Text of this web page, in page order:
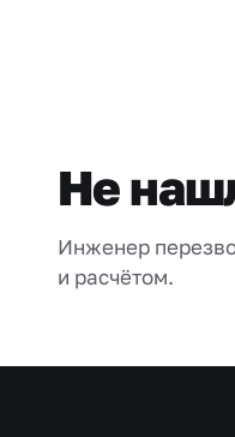
Не
Инженер
и расчётом.